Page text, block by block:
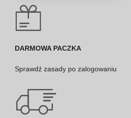
DARMOWA PACZKA
Sprawdź zasady po zalogowaniu